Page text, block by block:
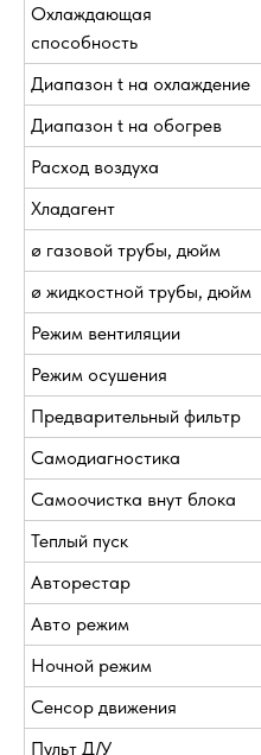
Охлаждающая
способность
Диапазон t на охлаждение
Диапазон t на обогрев
Расход воздуха
Хладагент
ø газовой трубы, дюйм
ø жидкостной трубы, дюйм
Режим вентиляции
Режим осушения
Предварительный фильтр
Самодиагностика
Самоочистка внут блока
Теплый пуск
Авторестар
Авто режим
Ночной режим
Сенсор движения
Пульт Д/У